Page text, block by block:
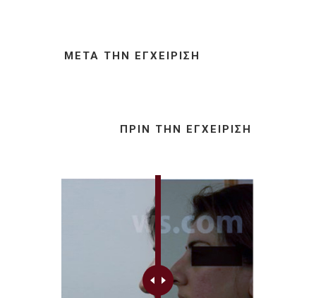
ΜΕΤΆ ΤΗΝ ΕΓΧΕΊΡΙΣΗ
ΠΡΙΝ ΤΗΝ ΕΓΧΕΊΡΙΣΗ